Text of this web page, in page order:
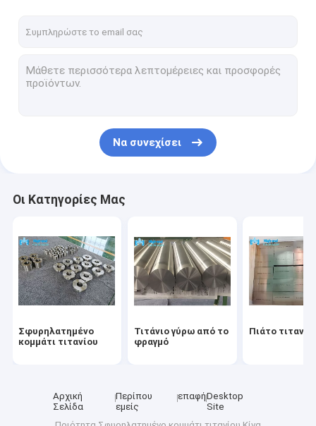
Να συνεχίσει
Οι Κατηγορίες Μας
Σφυρηλατημένο
κομμάτι τιτανίου
Τιτάνιο γύρω από το
φραγμό
Πιάτο
Αρχική
Σελίδα
Περίπου
εμείς
επαφήDesktop
Site